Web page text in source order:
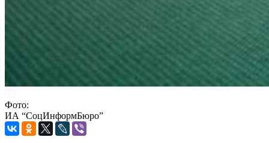
Фото:
ИА “СоцИнформБюро”